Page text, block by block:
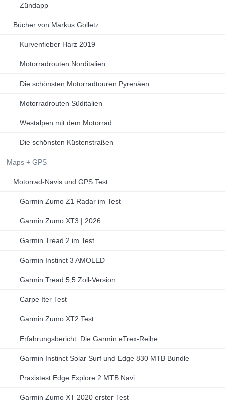
Zündapp
Bücher von Markus Golletz
Kurvenfieber Harz 2019
Motorradrouten Norditalien
Die schönsten Motorradtouren Pyrenäen
Motorradrouten Süditalien
Westalpen mit dem Motorrad
Die schönsten Küstenstraßen
Maps + GPS
Motorrad-Navis und GPS Test
Garmin Zumo Z1 Radar im Test
Garmin Zumo XT3 | 2026
Garmin Tread 2 im Test
Garmin Instinct 3 AMOLED
Garmin Tread 5,5 Zoll-Version
Carpe Iter Test
Garmin Zumo XT2 Test
Erfahrungsbericht: Die Garmin eTrex-Reihe
Garmin Instinct Solar Surf und Edge 830 MTB Bundle
Praxistest Edge Explore 2 MTB Navi
Garmin Zumo XT 2020 erster Test